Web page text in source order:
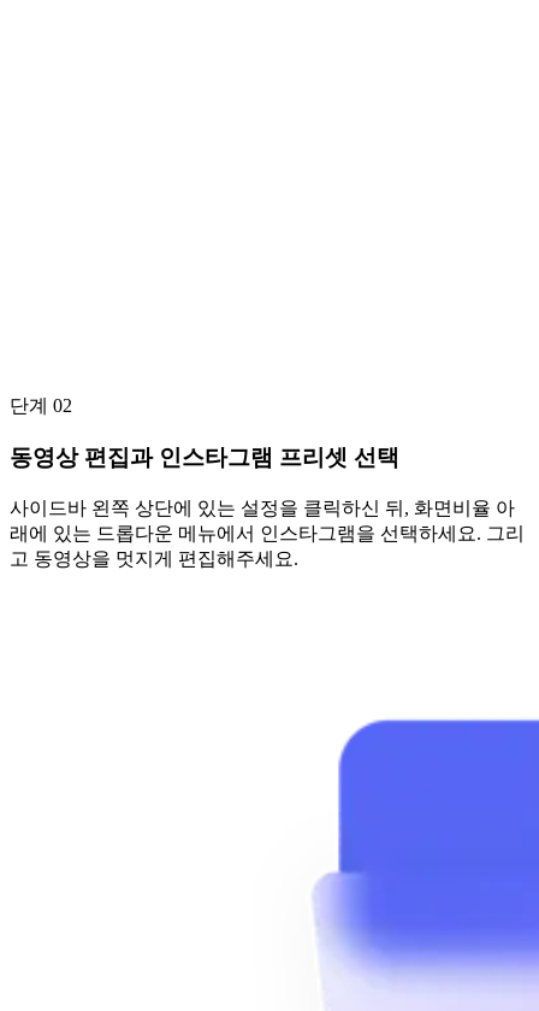
단계 02
동영상 편집과 인스타그램 프리셋 선택
사이드바 왼쪽 상단에 있는 설정을 클릭하신 뒤, 화면비율 아
래에 있는 드롭다운 메뉴에서 인스타그램을 선택하세요. 그리
고 동영상을 멋지게 편집해주세요.